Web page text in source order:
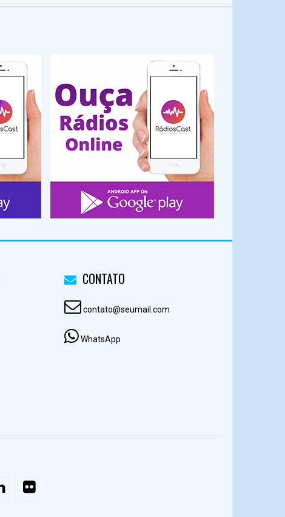
CONTATO
contato@seumail.com
WhatsApp